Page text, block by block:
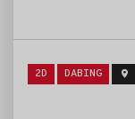
Štítky:
2D DABING